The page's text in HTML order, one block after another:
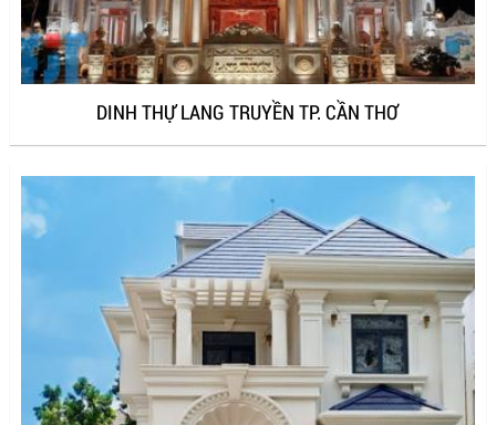
DINH THỰ LANG TRUYỀN TP. CẦN THƠ